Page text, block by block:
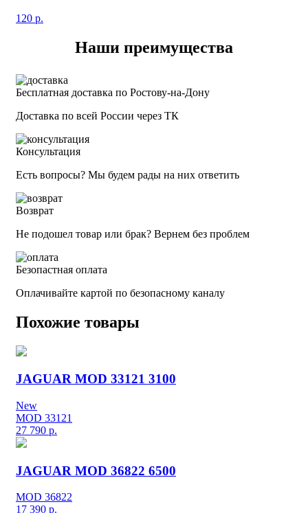
120 р.
Наши преимущества
Бесплатная доставка по Ростову-на-Дону
Доставка по всей России через ТК
Консультация
Есть вопросы? Мы будем рады на них ответить
Возврат
Не подошел товар или брак? Вернем без проблем
Безопастная оплата
Оплачивайте картой по безопасному каналу
Похожие товары
JAGUAR MOD 33121 3100
New
MOD 33121
27 790 р.
JAGUAR MOD 36822 6500
MOD 36822
17 390 р.